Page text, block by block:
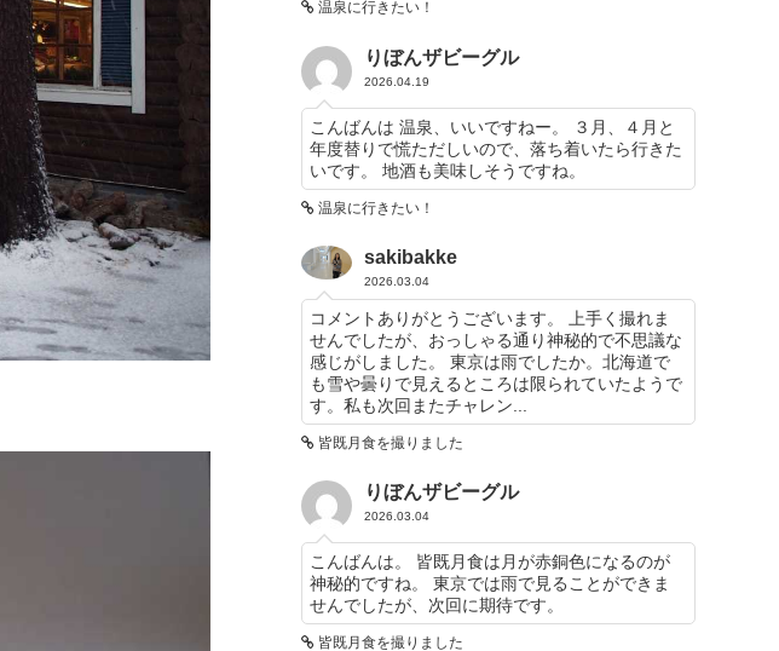
温泉に行きたい！
りぼんザビーグル
2026.04.19
こんばんは 温泉、いいですねー。 ３月、４月と
年度替りで慌ただしいので、落ち着いたら行きた
いです。 地酒も美味しそうですね。
温泉に行きたい！
sakibakke
2026.03.04
コメントありがとうございます。 上手く撮れま
せんでしたが、おっしゃる通り神秘的で不思議な
感じがしました。 東京は雨でしたか。北海道で
も雪や曇りで見えるところは限られていたようで
す。私も次回またチャレン...
皆既月食を撮りました
りぼんザビーグル
2026.03.04
こんばんは。 皆既月食は月が赤銅色になるのが
神秘的ですね。 東京では雨で見ることができま
せんでしたが、次回に期待です。
皆既月食を撮りました